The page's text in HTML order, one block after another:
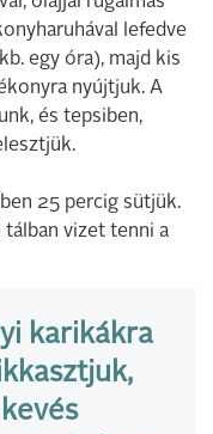
lefedve
egy óra), majd kis
nyújtjuk. A
és tepsiben,
25 percig sütjük.
vizet tenni a
karikákra